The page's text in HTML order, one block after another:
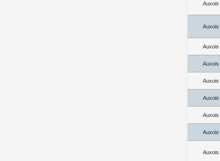
Auxois
Auxois
Auxois
Auxois
Auxois
Auxois
Auxois
Auxois
Auxois